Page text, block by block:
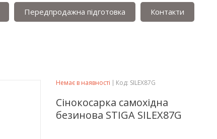
Передпродажна підготовка
Контакти
Немає в наявності Код: SILEX87G
Сінокосарка самохідна
безинова STIGA SILEX87G